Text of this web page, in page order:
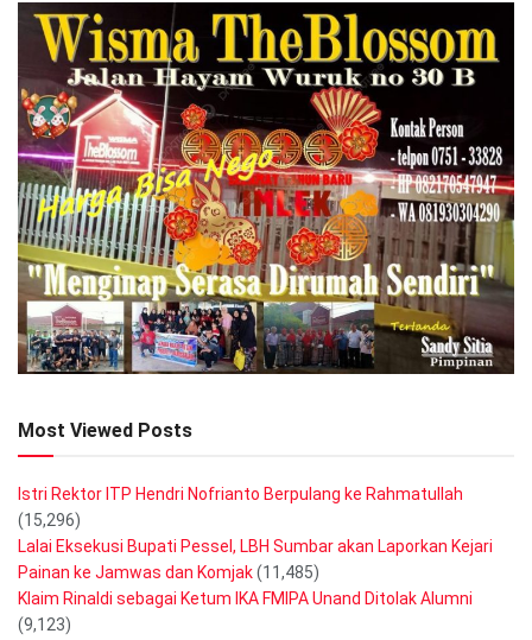
Most Viewed Posts
Istri Rektor ITP Hendri Nofrianto Berpulang ke Rahmatullah
(15,296)
Lalai Eksekusi Bupati Pessel, LBH Sumbar akan Laporkan Kejari
Painan ke Jamwas dan Komjak(11,485)
Klaim Rinaldi sebagai Ketum IKA FMIPA Unand Ditolak Alumni
(9,123)